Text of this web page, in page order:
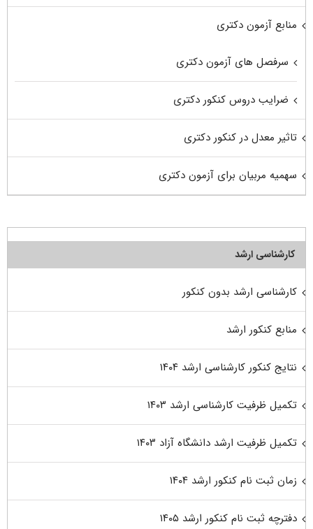
منابع آزمون دکتری
سرفصل های آزمون دکتری
ضرایب دروس کنکور دکتری
تاثیر معدل در کنکور دکتری
سهمیه مربیان برای آزمون دکتری
کارشناسی ارشد
کارشناسی ارشد بدون کنکور
منابع کنکور ارشد
نتایج کنکور کارشناسی ارشد ۱۴۰۴
تکمیل ظرفیت کارشناسی ارشد ۱۴۰۳
تکمیل ظرفیت ارشد دانشگاه آزاد ۱۴۰۳
زمان ثبت نام کنکور ارشد ۱۴۰۴
دفترچه ثبت نام کنکور ارشد ۱۴۰۵